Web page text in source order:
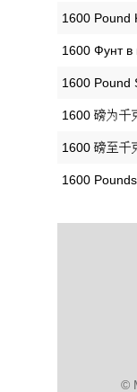
‎1600 Pound
‎1600 Фунт в
‎1600 Pound
‎1600 磅为千
‎1600 磅至千
‎1600
©